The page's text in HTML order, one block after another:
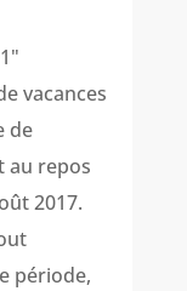
vacances
de
au repos
2017.
période,